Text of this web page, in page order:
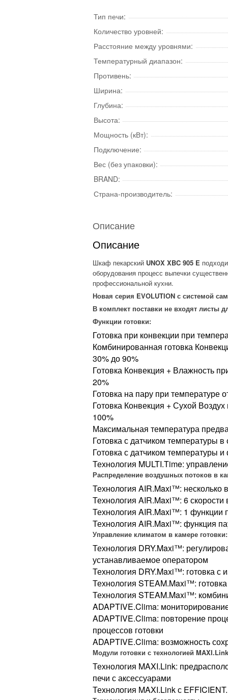
Тип печи:
Количество уровней:
Расстояние между уровнями:
Температурный диапазон:
Противень:
Ширина:
Глубина:
Высота:
Мощность (кВт):
Подключение:
Вес (без упаковки):
BRAND:
Страна-производитель:
Описание
Описание
Шкаф пекарский UNOX XBC 905 E
оборудования процесс выпечки
профессиональной кухни.
Новая серия EVOLUTION с системой
В комплект поставки не входят листы
Функции готовки:
Готовка при конвекции при
Комбинированная готовка
30% до 90%
Готовка Конвекция + Влажность
20%
Готовка на пару при температуре
Готовка Конвекция + Сухой
100%
Максимальная температура
Готовка с датчиком температуры
Готовка с датчиком температуры
Технология MULTI.Time:
Распределение воздушных потоков в
Технология AIR.Maxi™:
Технология AIR.Maxi™: 6
Технология AIR.Maxi™: 1 функции
Технология AIR.Maxi™: функция
Управление климатом в камере готовки:
Технология DRY.Maxi™:
устанавливаемое оператором
Технология DRY.Maxi™: готовка с
Технология STEAM.Maxi™:
Технология STEAM.Maxi™:
ADAPTIVE.Clima:
ADAPTIVE.Clima: повторение
процессов готовки
ADAPTIVE.Clima: возможность
Модули готовки с технологией
Технология MAXI.Link:
печи с аксессуарами
Технология MAXI.Link с